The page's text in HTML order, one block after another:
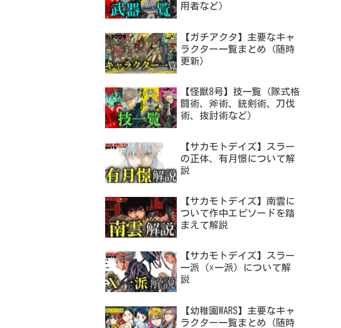
用者など）
【ガチアクタ】主要なキャ
ラクター一覧まとめ（随時
更新）
【怪獣8号】技一覧（隊式格
闘術、斧術、銃剣術、刀伐
術、抜討術など）
【サカモトデイズ】スラー
の正体、有月憬について解
説
【サカモトデイズ】南雲に
ついて作中エピソードを踏
まえて解説
【サカモトデイズ】スラー
一派（☓一派）について解
説
【幼稚園WARS】主要なキャ
ラクター一覧まとめ（随時